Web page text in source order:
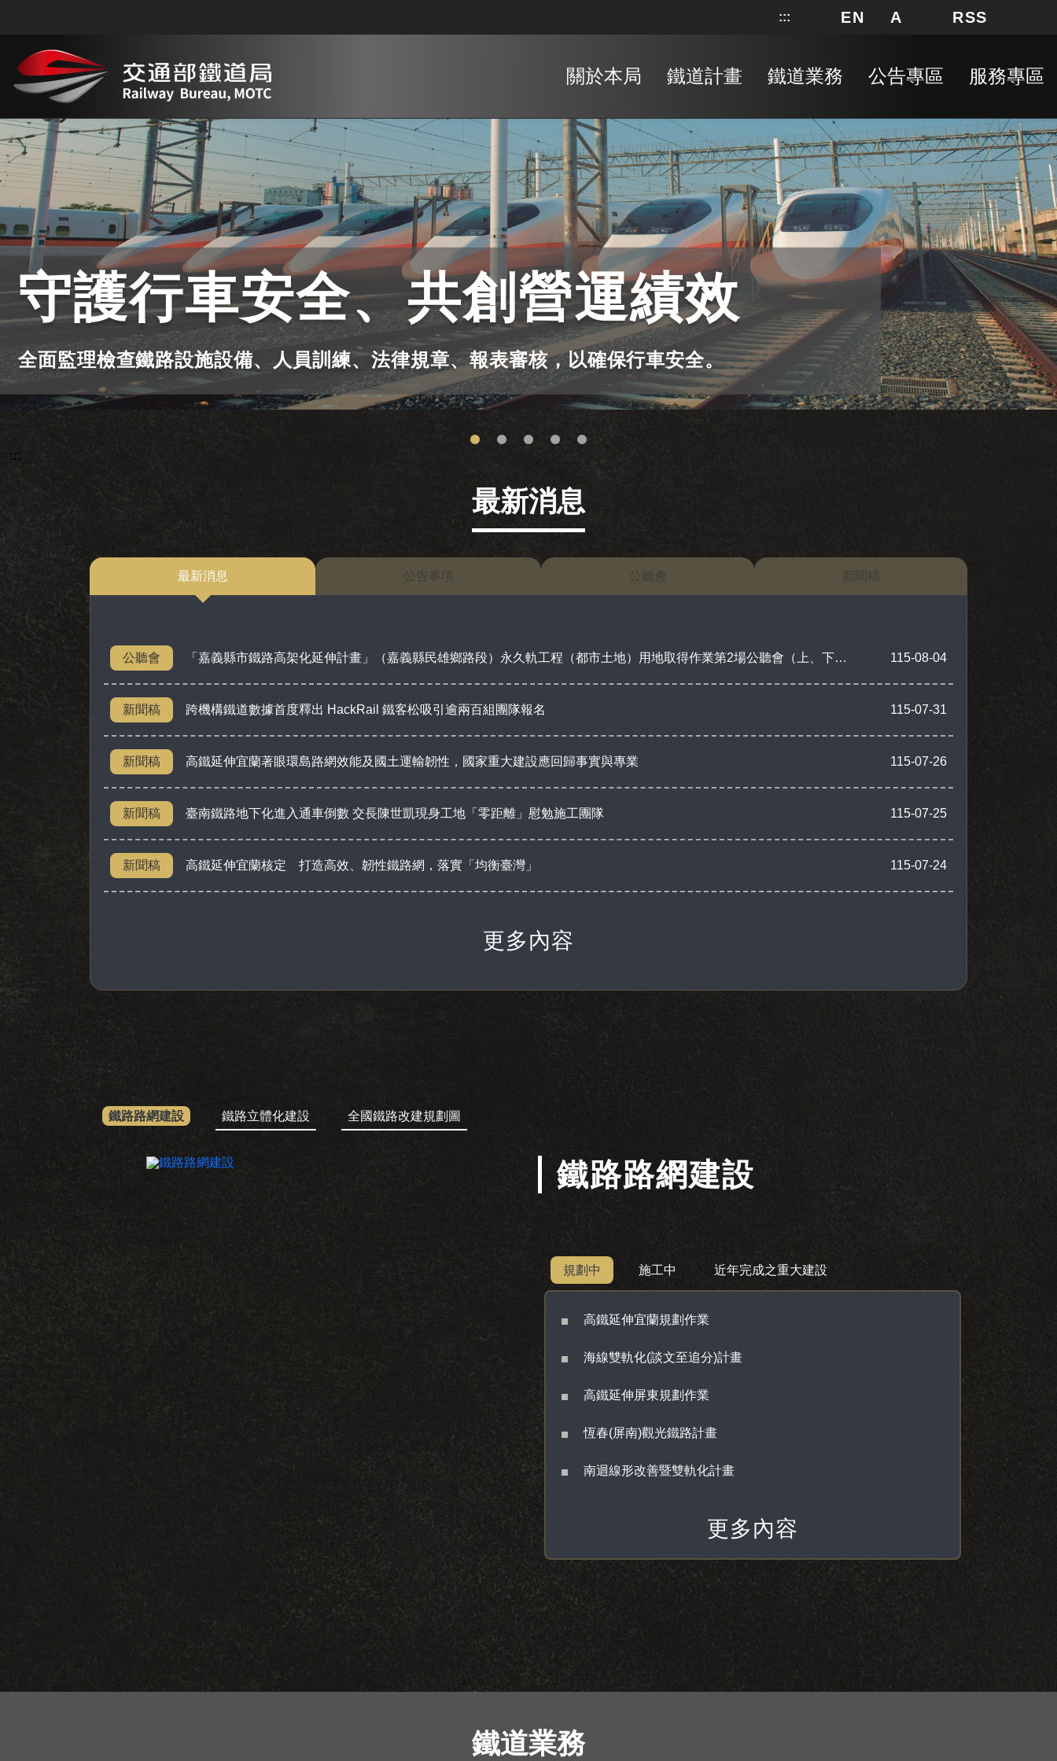
::: 網站地圖
EN A 局長信箱
RSS
關於本局 鐵道計畫 鐵道業務 公告專區 服務專區
守護行車安全、共創營運績效
全面監理檢查鐵路設施設備、人員訓練、法律規章、報表審核，以確保行車安全。
:::
最新消息
最新消息
公聽會 「嘉義縣市鐵路高架化延伸計畫」（嘉義縣民雄鄉路段）永久軌工程（都市土地）用地取得作業第2場公聽會（上、下午各1場次）會議紀錄 115-08-04
新聞稿 跨機構鐵道數據首度釋出 HackRail 鐵客松吸引逾兩百組團隊報名 115-07-31
新聞稿 高鐵延伸宜蘭著眼環島路網效能及國土運輸韌性，國家重大建設應回歸事實與專業 115-07-26
新聞稿 臺南鐵路地下化進入通車倒數 交長陳世凱現身工地「零距離」慰勉施工團隊 115-07-25
新聞稿 高鐵延伸宜蘭核定 打造高效、韌性鐵路網，落實「均衡臺灣」 115-07-24
更多內容
公告事項 公聽會 新聞稿
鐵路路網建設
鐵路路網建設 鐵路路網建設
規劃中
高鐵延伸宜蘭規劃作業
海線雙軌化(談文至追分)計畫
高鐵延伸屏東規劃作業
恆春(屏南)觀光鐵路計畫
南迴線形改善暨雙軌化計畫
更多內容
施工中 近年完成之重大建設
鐵路立體化建設 全國鐵路改建規劃圖
鐵道業務